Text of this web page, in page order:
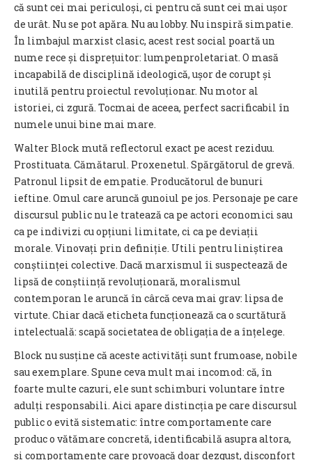
că sunt cei mai periculoși, ci pentru că sunt cei mai ușor
de urât. Nu se pot apăra. Nu au lobby. Nu inspiră simpatie.
În limbajul marxist clasic, acest rest social poartă un
nume rece și disprețuitor: lumpenproletariat. O masă
incapabilă de disciplină ideologică, ușor de corupt și
inutilă pentru proiectul revoluționar. Nu motor al
istoriei, ci zgură. Tocmai de aceea, perfect sacrificabil în
numele unui bine mai mare.
Walter Block mută reflectorul exact pe acest reziduu.
Prostituata. Cămătarul. Proxenetul. Spărgătorul de grevă.
Patronul lipsit de empatie. Producătorul de bunuri
ieftine. Omul care aruncă gunoiul pe jos. Personaje pe care
discursul public nu le tratează ca pe actori economici sau
ca pe indivizi cu opțiuni limitate, ci ca pe deviații
morale. Vinovați prin definiție. Utili pentru liniștirea
conștiinței colective. Dacă marxismul îi suspectează de
lipsă de conștiință revoluționară, moralismul
contemporan le aruncă în cârcă ceva mai grav: lipsa de
virtute. Chiar dacă eticheta funcționează ca o scurtătură
intelectuală: scapă societatea de obligația de a înțelege.
Block nu susține că aceste activități sunt frumoase, nobile
sau exemplare. Spune ceva mult mai incomod: că, în
foarte multe cazuri, ele sunt schimburi voluntare între
adulți responsabili. Aici apare distincția pe care discursul
public o evită sistematic: între comportamente care
produc o vătămare concretă, identificabilă asupra altora,
și comportamente care provoacă doar dezgust, disconfort